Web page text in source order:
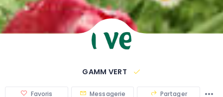
GAMM VERT
Favoris Messagerie Partager